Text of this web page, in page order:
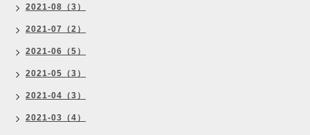
2021-08（3）
2021-07（2）
2021-06（5）
2021-05（3）
2021-04（3）
2021-03（4）